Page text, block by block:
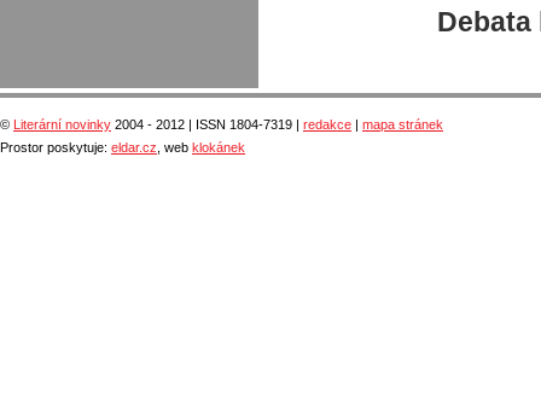
Debata
© Literární novinky 2004 - 2012 | ISSN 1804-7319 | redakce
mapa stránek
Prostor poskytuje: eldar.cz , web klokánek